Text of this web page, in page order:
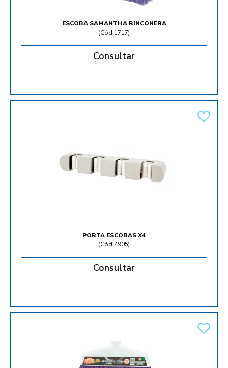
ESCOBA SAMANTHA RINCONERA
(Cód.1717)
Consultar
PORTA ESCOBAS X4
(Cód.4905)
Consultar